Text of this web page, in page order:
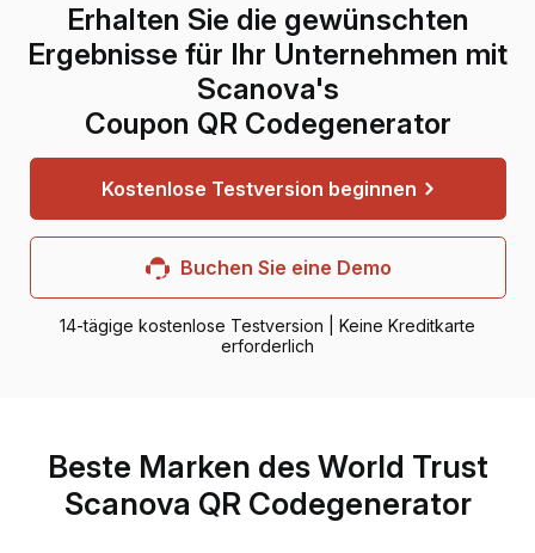
Erhalten Sie die gewünschten
Ergebnisse für Ihr Unternehmen mit
Scanova's
Coupon QR Codegenerator
Kostenlose Testversion beginnen
Buchen Sie eine Demo
14-tägige kostenlose Testversion | Keine Kreditkarte
erforderlich
Beste Marken des World Trust
Scanova QR Codegenerator